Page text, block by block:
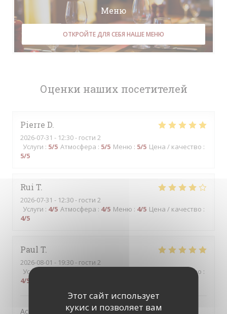
Этот сайт использует
кукис и позволяет вам
Оценки наших посетителей
Pierre D
2026-07-31 - 12:30 - гости 2
Услуги : 5/5 Атмосфера : 5/5 Меню : 5/5 Цена / качество :
5/5
Rui T
2026-07-31 - 12:30 - гости 2
Услуги : 4/5 Атмосфера : 4/5 Меню : 4/5 Цена / качество :
4/5
Paul T
2026-08-01 - 19:30 - гости 2
Услуги
Цена / качество :
4/5
Accueil chaleureux, service attentionné et efficace par
Меню
ОТКРОЙТЕ ДЛЯ СЕБЯ НАШЕ МЕНЮ